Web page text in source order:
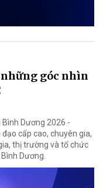
góc nhìn
Bình Dương 2026 -
cấp cao, chuyên gia,
thị trường và tổ chức
Dương.